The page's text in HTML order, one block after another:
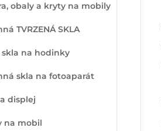
obaly a kryty na mobily
TVRZENÁ SKLA
skla na hodinky
skla na fotoaparát
displej
na mobil